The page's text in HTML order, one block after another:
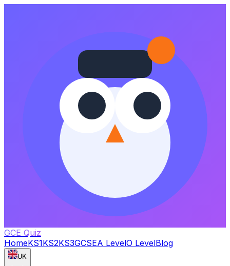
GCE Quiz
HomeKS1KS2KS3GCSEA LevelO LevelBlog
UK